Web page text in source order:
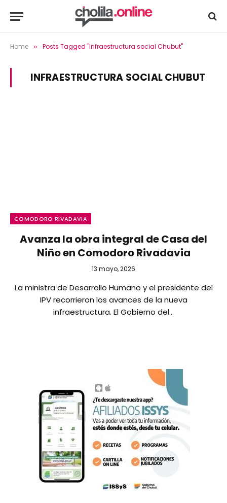
Home » Posts Tagged "Infraestructura social Chubut"
INFRAESTRUCTURA SOCIAL CHUBUT
COMODORO RIVADAVIA
Avanza la obra integral de Casa del
Niño en Comodoro Rivadavia
13 mayo, 2026
La ministra de Desarrollo Humano y el presidente del
IPV recorrieron los avances de la nueva
infraestructura. El Gobierno del…